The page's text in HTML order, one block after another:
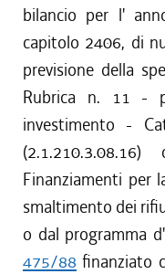
bilancio per l'
capitolo 2406, di
previsione della
Rubrica n. 11 -
investimento -
Finanziamenti per
smaltimento dei
o dal programma
475/88 finanziato